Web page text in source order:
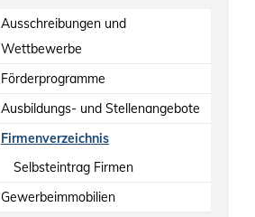
Ausschreibungen und
Wettbewerbe
Förderprogramme
Ausbildungs- und Stellenangebote
Firmenverzeichnis
Selbsteintrag Firmen
Gewerbeimmobilien